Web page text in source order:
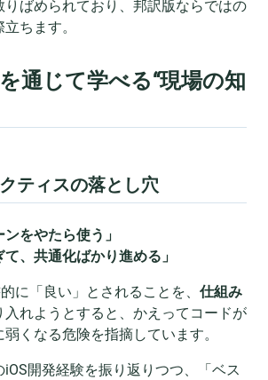
りばめられており、邦訳版ならではの
ちます。
通じて学べる“現場の知
ティスの落とし穴
ンをやたら使う」
て、共通化ばかり進める」
に「良い」とされることを、 仕組み
入れようとすると、かえってコードが
くなる危険を指摘しています。
開発経験を振り返りつつ、「ベス